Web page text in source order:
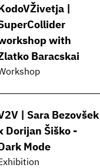
KodoVŽivetja |
with
Baracskai
| Sara Bezovšek
Dorijan Šiško -
Dark Mode